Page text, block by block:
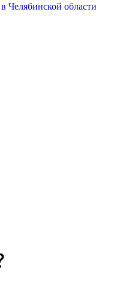
Челябинской области